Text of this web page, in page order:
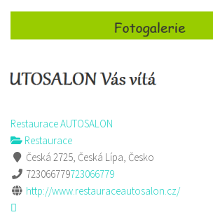
Restaurace AUTOSALON
Restaurace
Česká 2725, Česká Lípa, Česko
723066779723066779
http://www.restauraceautosalon.cz/